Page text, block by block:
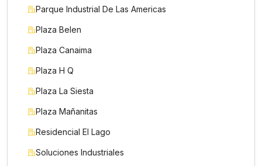
Parque Industrial De Las Americas
Plaza Belen
Plaza Canaima
Plaza H Q
Plaza La Siesta
Plaza Mañanitas
Residencial El Lago
Soluciones Industriales